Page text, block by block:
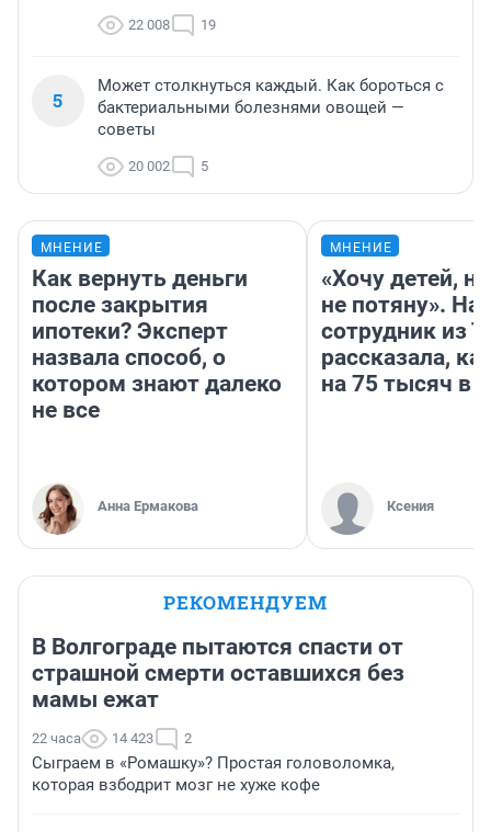
22 008 19
5
Может столкнуться каждый. Как бороться с
бактериальными болезнями овощей —
советы
20 002 5
МНЕНИЕ
Как вернуть деньги
после закрытия
ипотеки? Эксперт
назвала способ, о
котором знают далеко
не все
Анна Ермакова
МНЕНИЕ
«Хочу детей,
не потяну».
сотрудник из
рассказала,
на 75 тысяч в
Ксения
РЕКОМЕНДУЕМ
В Волгограде пытаются спасти от
страшной смерти оставшихся без
мамы ежат
22 часа 14 423 2
Сыграем в «Ромашку»? Простая головоломка,
которая взбодрит мозг не хуже кофе